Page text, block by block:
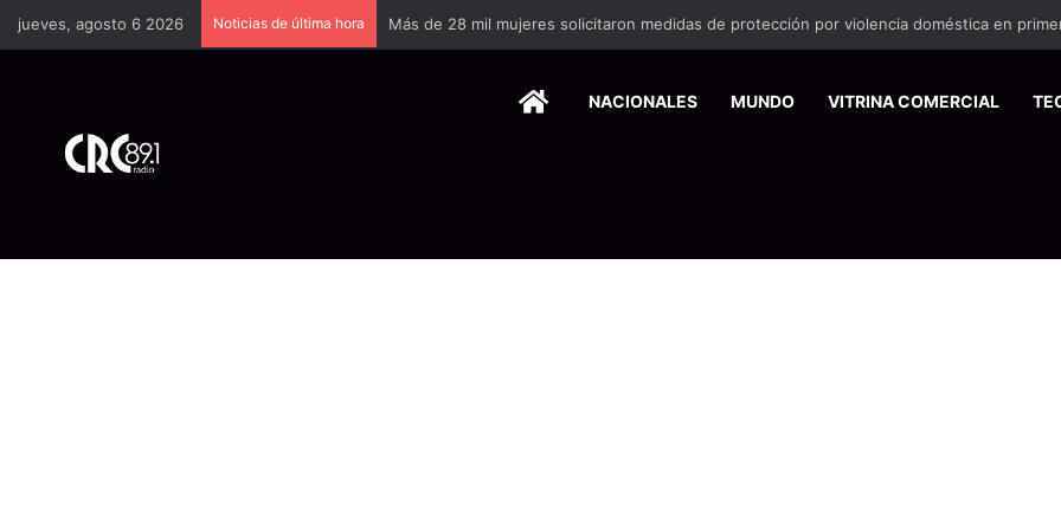
jueves, agosto 6 2026 Noticias de última hora Godzilla Minus Zero debutará en el Festival de Cine de Nueva York
HOMENACIONALES MUNDO VITRINA COMERCIAL